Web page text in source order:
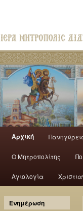
Αρχική
Ο Mητροπολίτης
Αγιολογία
Ενημέρωση